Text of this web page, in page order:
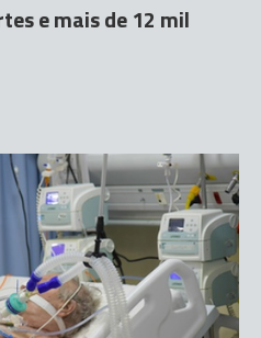
e mais de 12 mil